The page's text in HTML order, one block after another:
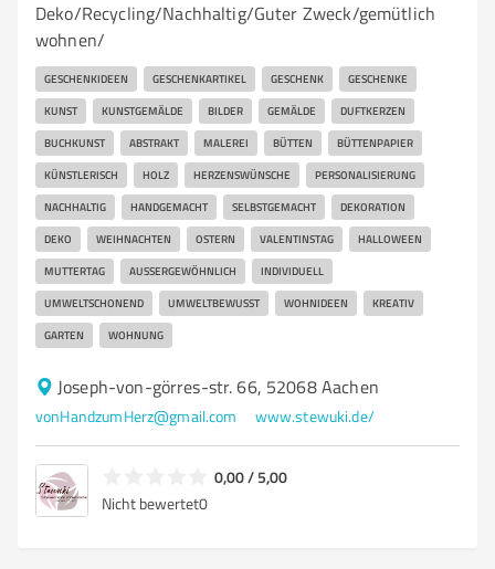
Deko/Recycling/Nachhaltig/Guter Zweck/gemütlich
wohnen/
GESCHENKIDEEN GESCHENKARTIKEL GESCHENK GESCHENKE
KUNST KUNSTGEMÄLDE BILDER GEMÄLDE DUFTKERZEN
BUCHKUNST ABSTRAKT MALEREI BÜTTEN BÜTTENPAPIER
KÜNSTLERISCH HOLZ HERZENSWÜNSCHE PERSONALISIERUNG
NACHHALTIG HANDGEMACHT SELBSTGEMACHT DEKORATION
DEKO WEIHNACHTEN OSTERN VALENTINSTAG HALLOWEEN
MUTTERTAG AUSSERGEWÖHNLICH INDIVIDUELL
UMWELTSCHONEND UMWELTBEWUSST WOHNIDEEN KREATIV
GARTEN WOHNUNG
Joseph-von-görres-str. 66, 52068 Aachen
vonHandzumHerz@gmail.com www.stewuki.de/
0,00 / 5,00
Nicht bewertet0